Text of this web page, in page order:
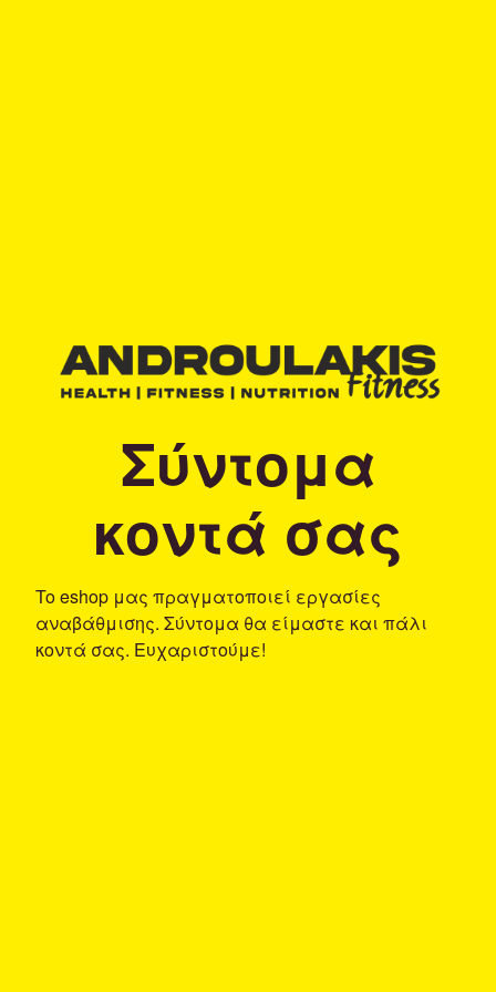
Σύντομα
κοντά σας
To eshop μας πραγματοποιεί εργασίες
αναβάθμισης. Σύντομα θα είμαστε και πάλι
κοντά σας. Ευχαριστούμε!